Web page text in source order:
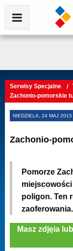
Serwisy Specjalne
Zachonio-pomorskie
NIEDZIELA, 24 MAJ
Zachonio-
Pomorze
poligon. Ten
zaoferowania.
Masz zdjęia